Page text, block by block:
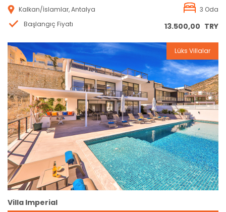
Kalkan/İslamlar, Antalya
3 Oda
Başlangıç Fiyatı
13.500,00 TRY
Rezervasyon
Lüks Villalar
Villa Imperial